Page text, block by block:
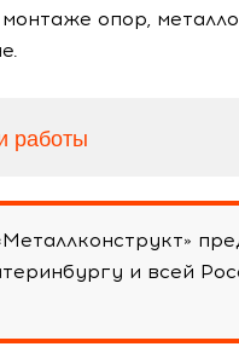
опор,
работы
и всей